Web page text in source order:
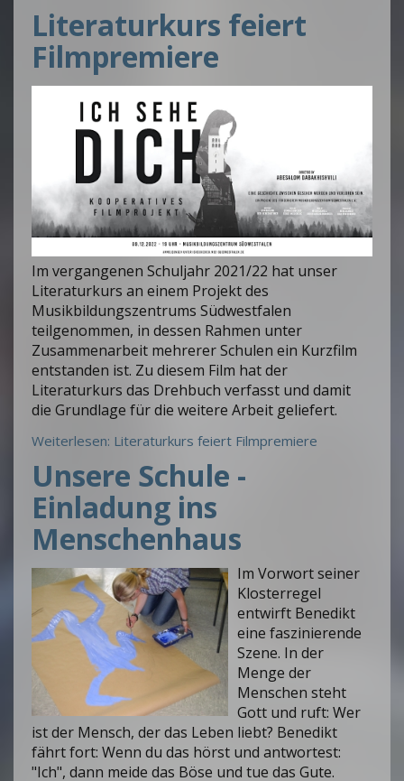
Literaturkurs feiert
Filmpremiere
Im vergangenen Schuljahr 2021/22 hat unser
Literaturkurs an einem Projekt des
Musikbildungszentrums Südwestfalen
teilgenommen, in dessen Rahmen unter
Zusammenarbeit mehrerer Schulen ein Kurzfilm
entstanden ist. Zu diesem Film hat der
Literaturkurs das Drehbuch verfasst und damit
die Grundlage für die weitere Arbeit geliefert.
Weiterlesen: Literaturkurs feiert Filmpremiere
Unsere Schule -
Einladung ins
Menschenhaus
Im Vorwort seiner
Klosterregel
entwirft Benedikt
eine faszinierende
Szene. In der
Menge der
Menschen steht
Gott und ruft: Wer
ist der Mensch, der das Leben liebt? Benedikt
fährt fort: Wenn du das hörst und antwortest:
"Ich", dann meide das Böse und tue das Gute.